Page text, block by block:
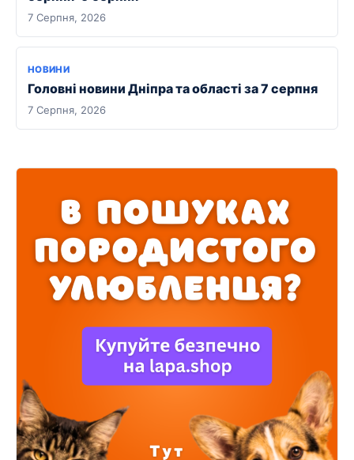
7 Серпня, 2026
НОВИНИ
Головні новини Дніпра та області за 7 серпня
7 Серпня, 2026